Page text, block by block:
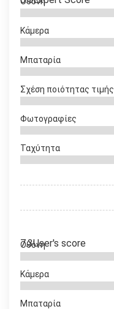
Κάμερα
Μπαταρία
Σχέση ποιότητας τιμής
Φωτογραφίες
Ταχύτητα
7.3User's score
Οθόνη
Κάμερα
Μπαταρία